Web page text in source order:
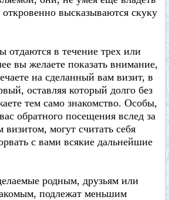
высказываются скуку
отдаются в течение трех или
вы желаете показать внимание,
на сделанный вам визит, в
оставляя который долго без
тем само знакомство. Особы,
обратного посещения вслед за
могут считать себя
с вами всякие дальнейшие
родным, друзьям или
подлежат меньшим